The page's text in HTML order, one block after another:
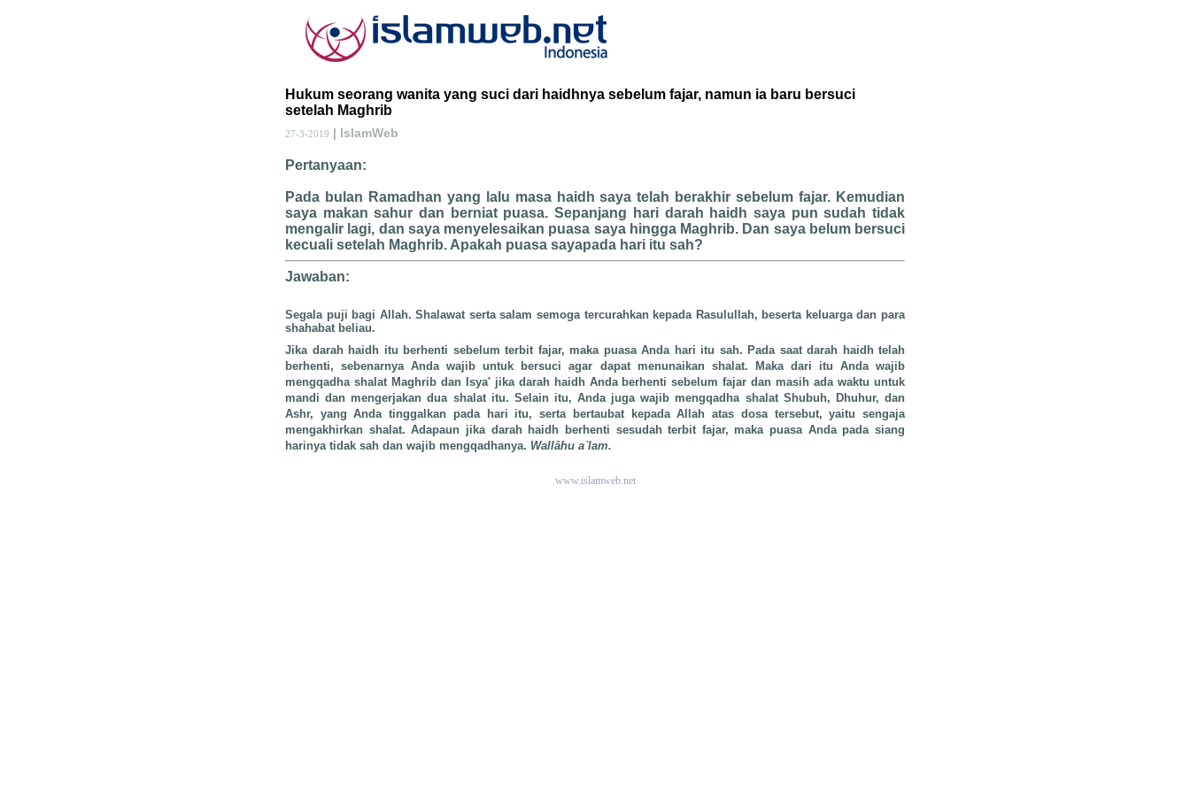
Hukum seorang wanita yang suci dari haidhnya sebelum fajar, namun ia baru bersuci
setelah Maghrib
27-3-2019 | IslamWeb
Pertanyaan:
Pada bulan Ramadhan yang lalu masa haidh saya telah berakhir sebelum fajar. Kemudian
saya makan sahur dan berniat puasa. Sepanjang hari darah haidh saya pun sudah tidak
mengalir lagi, dan saya menyelesaikan puasa saya hingga Maghrib. Dan saya belum bersuci
kecuali setelah Maghrib. Apakah puasa sayapada hari itu sah?
Jawaban:
Segala puji bagi Allah. Shalawat serta salam semoga tercurahkan kepada Rasulullah, beserta keluarga dan para
shahabat beliau.
Jika darah haidh itu berhenti sebelum terbit fajar, maka puasa Anda hari itu sah. Pada saat darah haidh telah
berhenti, sebenarnya Anda wajib untuk bersuci agar dapat menunaikan shalat. Maka dari itu Anda wajib
mengqadha shalat Maghrib dan Isya' jika darah haidh Anda berhenti sebelum fajar dan masih ada waktu untuk
mandi dan mengerjakan dua shalat itu. Selain itu, Anda juga wajib mengqadha shalat Shubuh, Dhuhur, dan
Ashr, yang Anda tinggalkan pada hari itu, serta bertaubat kepada Allah atas dosa tersebut, yaitu sengaja
mengakhirkan shalat. Adapaun jika darah haidh berhenti sesudah terbit fajar, maka puasa Anda pada siang
harinya tidak sah dan wajib mengqadhanya. Wallâhu a`lam.
www.islamweb.net